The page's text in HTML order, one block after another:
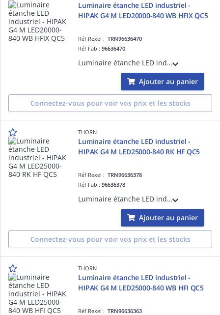
Luminaire étanche LED industriel -
HIPAK G4 M LED20000-840 WB HFIX QC5
Réf Rexel :TRN96636470
Réf Fab :96636470
Luminaire étanche LED industriel - HIPAK G4 M LED20000-840 WB HFIX QC5 - Alimentation pour luminaires LED ¿ 20000 lm ¿ 109.6W ¿ 30° ¿ 4000K ¿ IP65 ¿ version DALI
Ajouter au panier
Connectez-vous pour voir vos prix et les stocks
THORN
Luminaire étanche LED industriel -
HIPAK G4 M LED25000-840 RK HF QC5
Réf Rexel :TRN96636378
Réf Fab :96636378
Luminaire étanche LED industriel - HIPAK G4 M LED25000-840 RK HF QC5 - Alimentation pour luminaires LED ¿ 25000 lm ¿ 146.7W ¿ 30° ¿ 4000K ¿ IP65
Ajouter au panier
Connectez-vous pour voir vos prix et les stocks
THORN
Luminaire étanche LED industriel -
HIPAK G4 M LED25000-840 WB HFI QC5
Réf Rexel :TRN96636363